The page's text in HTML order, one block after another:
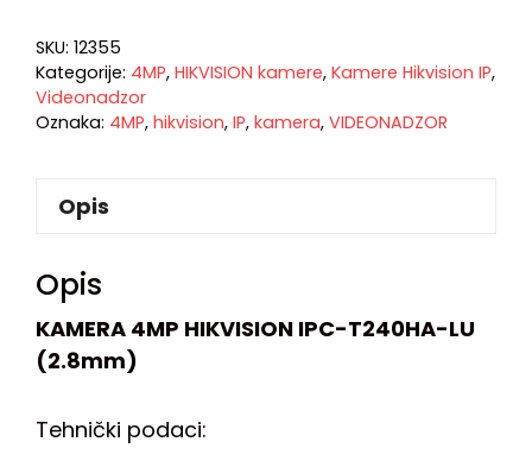
SKU: 12355
Kategorije: 4MP, HIKVISION kamere, Kamere Hikvision IP,
Videonadzor
Oznaka: 4MP, hikvision, IP, kamera, VIDEONADZOR
Opis
Opis
KAMERA 4MP HIKVISION IPC-T240HA-LU
(2.8mm)
Tehnički podaci: